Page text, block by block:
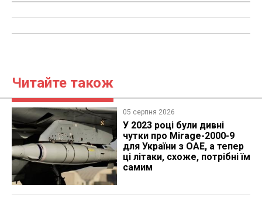
Читайте також
05 серпня 2026
У 2023 році були дивні
чутки про Mirage-2000-9
для України з ОАЕ, а тепер
ці літаки, схоже, потрібні їм
самим